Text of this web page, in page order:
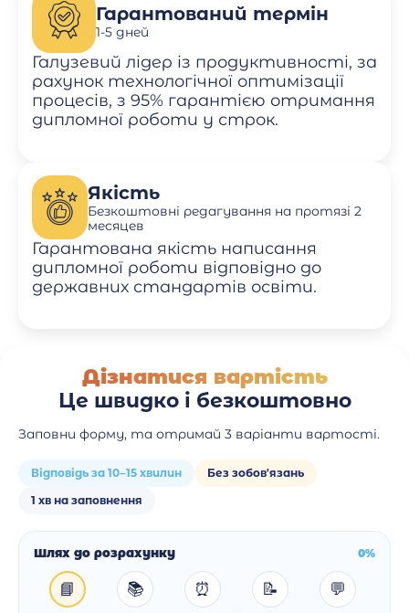
Гарантований термін
1-5 дней
Галузевий лідер із продуктивності, за
рахунок технологічної оптимізації
процесів, з 95% гарантією отримання
дипломної роботи у строк.
Якість
Безкоштовні редагування на протязі 2
месяцев
Гарантована якість написання
дипломної роботи відповідно до
державних стандартів освіти.
Дізнатися вартість
Це швидко і безкоштовно
Заповни форму, та отримай 3 варіанти вартості.
Відповідь за 10–15 хвилин
Без зобов'язань
1 хв на заповнення
Шлях до розрахунку 0%
📘 📚 ⏰ 📝 💬